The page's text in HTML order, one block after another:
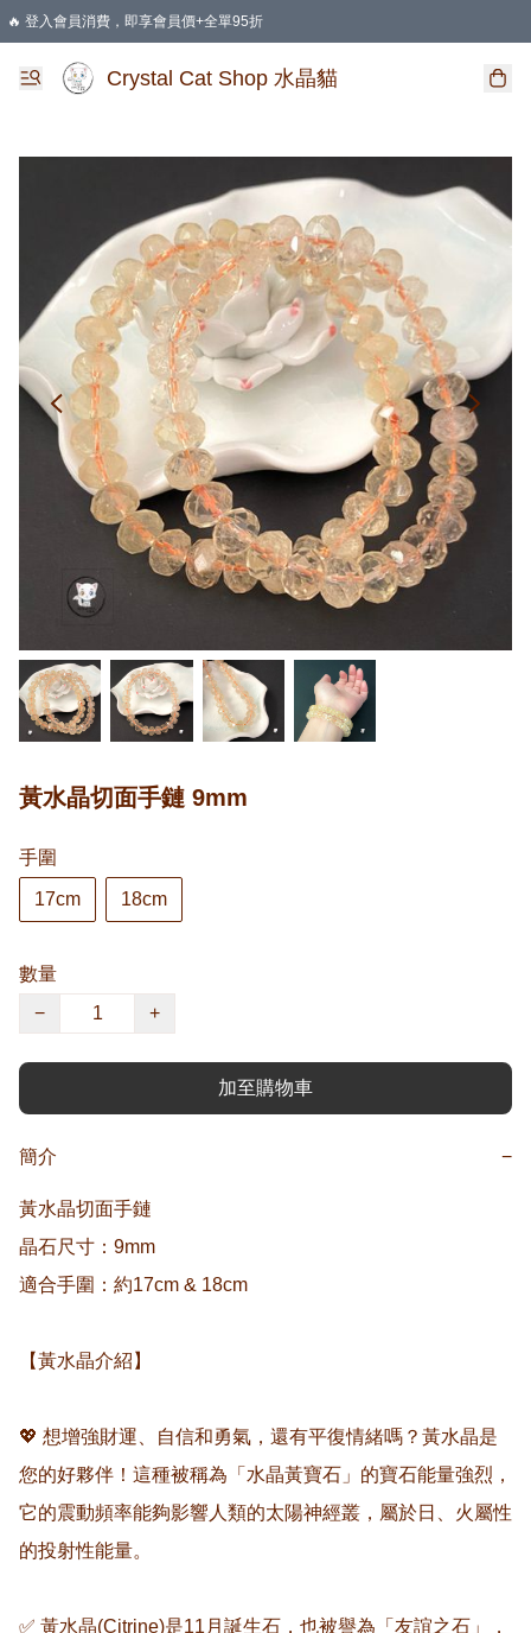
🔥 登入會員消費，即享會員價+全單95折
🛍️ 購物滿HKD 400 即享免運費優惠
Crystal Cat Shop 水晶貓
黃水晶切面手鏈 9mm
手圍
17cm 18cm
數量
−
+
加至購物車
簡介 −
黃水晶切面手鏈
晶石尺寸：9mm
適合手圍：約17cm & 18cm
【黃水晶介紹】
💖 想增強財運、自信和勇氣，還有平復情緒嗎？黃水晶是
您的好夥伴！這種被稱為「水晶黃寶石」的寶石能量強烈，
它的震動頻率能夠影響人類的太陽神經叢，屬於日、火屬性
的投射性能量。
✅ 黃水晶(Citrine)是11月誕生石，也被譽為「友誼之石」，